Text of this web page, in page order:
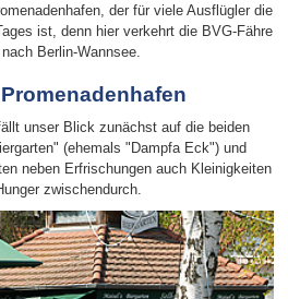
der für viele Ausflügler die
ist, denn hier verkehrt die BVG-Fähre
Berlin-Wannsee.
unser Blick zunächst auf die beiden
(ehemals "Dampfa Eck") und
neben Erfrischungen auch Kleinigkeiten
zwischendurch.